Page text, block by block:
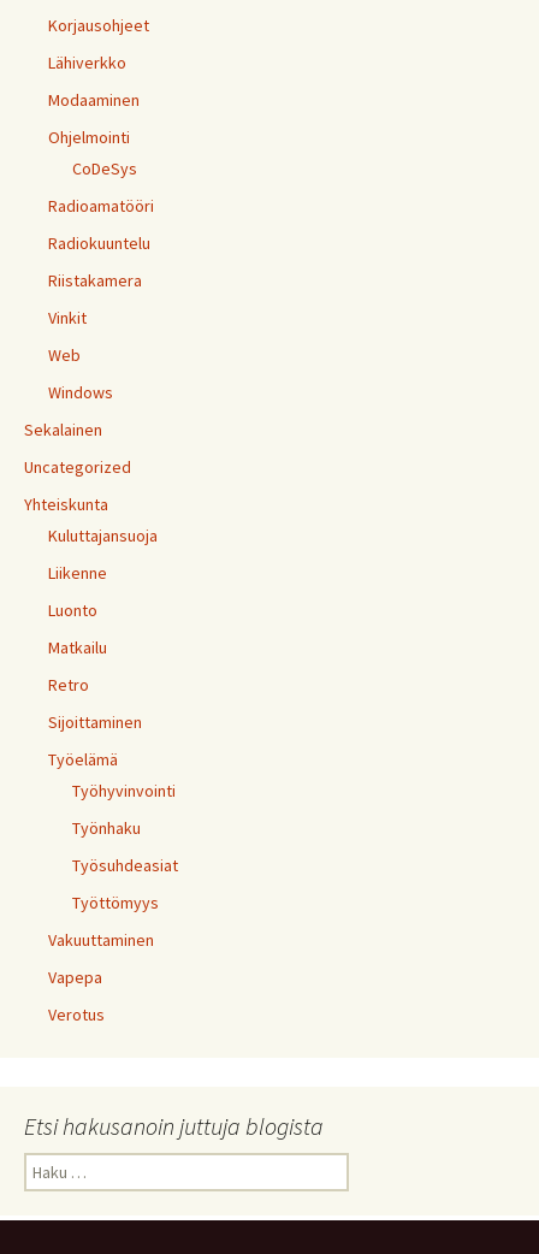
Korjausohjeet
Lähiverkko
Modaaminen
Ohjelmointi
CoDeSys
Radioamatööri
Radiokuuntelu
Riistakamera
Vinkit
Web
Windows
Sekalainen
Uncategorized
Yhteiskunta
Kuluttajansuoja
Liikenne
Luonto
Matkailu
Retro
Sijoittaminen
Työelämä
Työhyvinvointi
Työnhaku
Työsuhdeasiat
Työttömyys
Vakuuttaminen
Vapepa
Verotus
Etsi hakusanoin juttuja blogista
Haku: